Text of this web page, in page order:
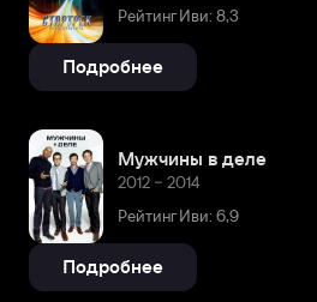
Рейтинг Иви: 8,3
Подробнее
Мужчины в деле
2012 – 2014
Рейтинг Иви: 6,9
Подробнее